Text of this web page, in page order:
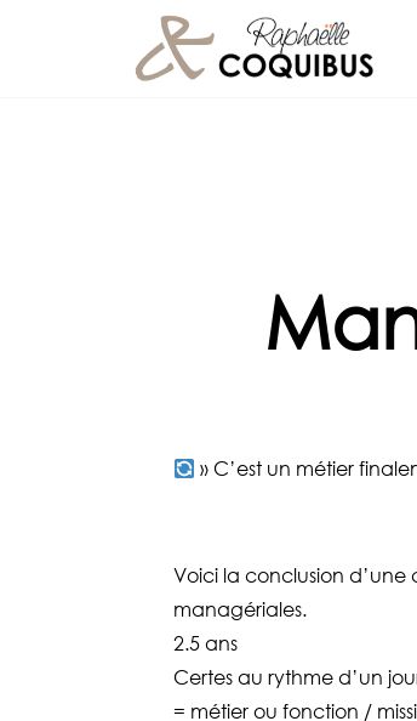
» C’est un métier
Voici la conclusion d’une
managériales.
2.5 ans
Certes au rythme d’un
= métier ou fonction /